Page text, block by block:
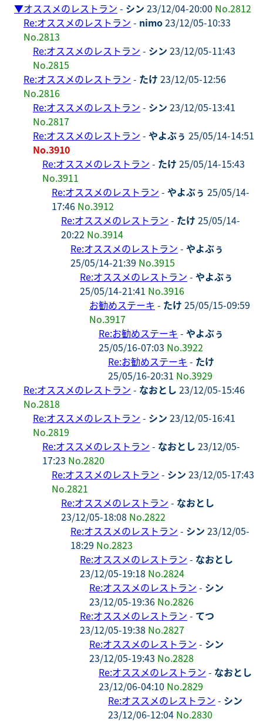
▼オススメのレストラン - シン 23/12/04-20:00 No.2812
Re:オススメのレストラン - nimo23/12/05-10:33
No.2813
Re:オススメのレストラン - シン 23/12/05-11:43
No.2815
Re:オススメのレストラン - たけ 23/12/05-12:56
No.2816
Re:オススメのレストラン - シン 23/12/05-13:41
No.2817
Re:オススメのレストラン - やよぶぅ 25/05/14-14:51
No.3910
Re:オススメのレストラン - たけ 25/05/14-15:43
No.3911
Re:オススメのレストラン - やよぶぅ 25/05/14-
17:46 No.3912
Re:オススメのレストラン - たけ 25/05/14-
20:22 No.3914
Re:オススメのレストラン - やよぶぅ
25/05/14-21:39 No.3915
Re:オススメのレストラン - やよぶぅ
25/05/14-21:41 No.3916
お勧めステーキ - たけ 25/05/15-09:59
No.3917
Re:お勧めステーキ - やよぶぅ
25/05/16-07:03 No.3922
Re:お勧めステーキ - たけ
25/05/16-20:31 No.3929
Re:オススメのレストラン - なおとし 23/12/05-15:46
No.2818
Re:オススメのレストラン - シン 23/12/05-16:41
No.2819
Re:オススメのレストラン - なおとし 23/12/05-
17:23 No.2820
Re:オススメのレストラン - シン 23/12/05-17:43
No.2821
Re:オススメのレストラン - なおとし
23/12/05-18:08 No.2822
Re:オススメのレストラン - シン 23/12/05-
18:29 No.2823
Re:オススメのレストラン - なおとし
23/12/05-19:18 No.2824
Re:オススメのレストラン - シン
23/12/05-19:36 No.2826
Re:オススメのレストラン - てつ
23/12/05-19:38 No.2827
Re:オススメのレストラン - シン
23/12/05-19:43 No.2828
Re:オススメのレストラン - なおとし
23/12/06-04:10 No.2829
Re:オススメのレストラン - シン
23/12/06-12:04 No.2830